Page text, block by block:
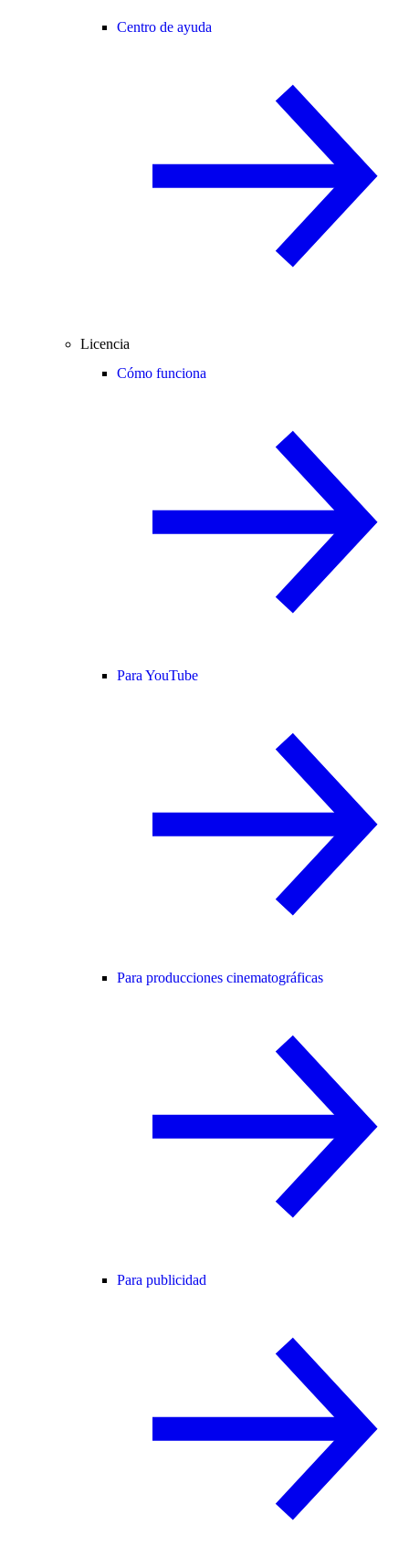
Centro de ayuda
Licencia
Cómo funciona
Para YouTube
Para producciones cinematográficas
Para publicidad